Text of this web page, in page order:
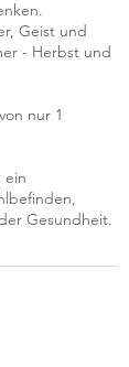
Geist und
- Herbst und
nur 1
ein
Gesundheit.